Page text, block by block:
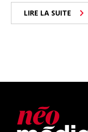
LIRE LA SUITE